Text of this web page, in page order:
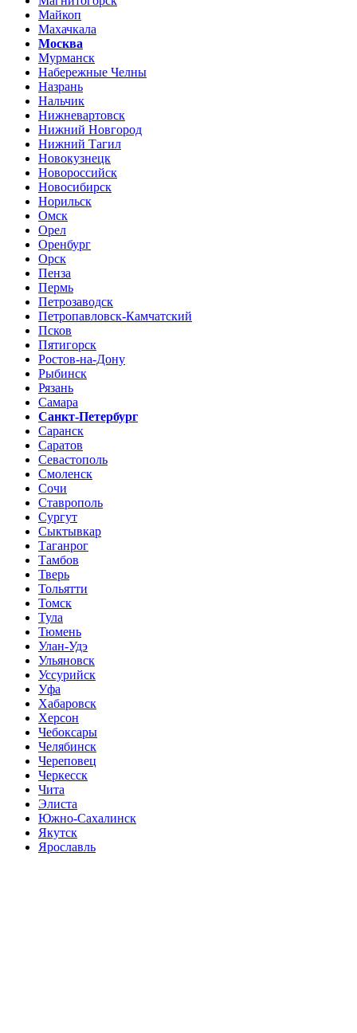
Майкоп
Махачкала
Москва
Мурманск
Набережные Челны
Назрань
Нальчик
Нижневартовск
Нижний Новгород
Нижний Тагил
Новокузнецк
Новороссийск
Новосибирск
Норильск
Омск
Орел
Оренбург
Орск
Пенза
Пермь
Петрозаводск
Петропавловск-Камчатский
Псков
Пятигорск
Ростов-на-Дону
Рыбинск
Рязань
Самара
Санкт-Петербург
Саранск
Саратов
Севастополь
Смоленск
Сочи
Ставрополь
Сургут
Сыктывкар
Таганрог
Тамбов
Тверь
Тольятти
Томск
Тула
Тюмень
Улан-Удэ
Ульяновск
Уссурийск
Уфа
Хабаровск
Херсон
Чебоксары
Челябинск
Череповец
Черкесск
Чита
Элиста
Южно-Сахалинск
Якутск
Ярославль